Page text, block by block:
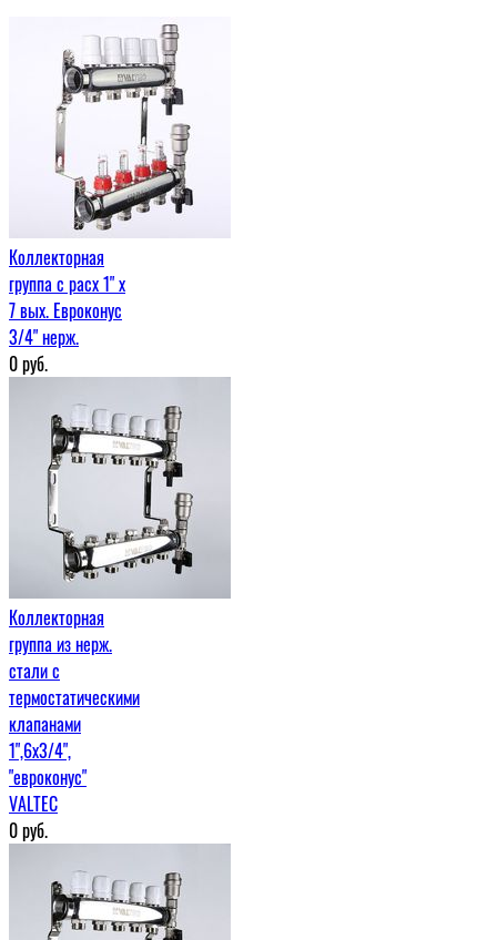
Коллекторная
группа с расх 1" x
7 вых. Евроконус
3/4" нерж.
0руб.
Коллекторная
группа из нерж.
стали с
термостатическими
клапанами
1",6x3/4",
"евроконус"
VALTEC
0руб.